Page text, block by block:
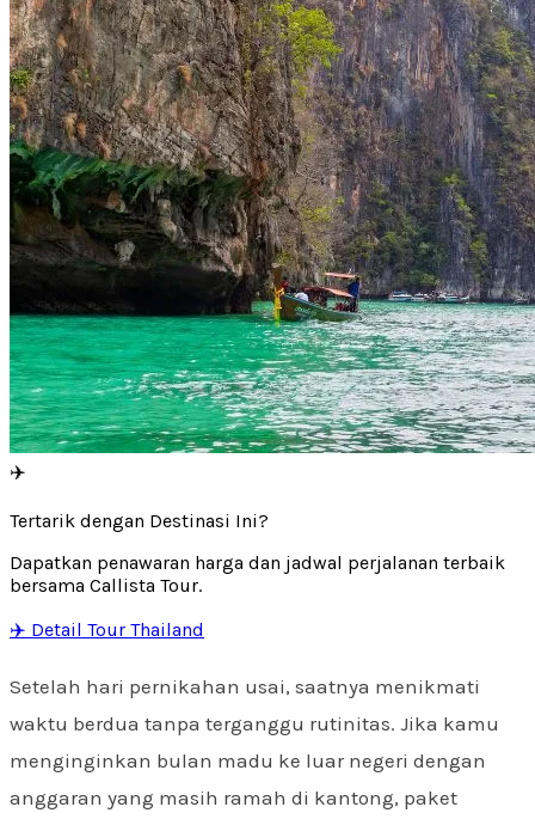
✈️
Tertarik dengan Destinasi Ini?
Dapatkan penawaran harga dan jadwal perjalanan terbaik
bersama Callista Tour.
✈️ Detail Tour Thailand
Setelah hari pernikahan usai, saatnya menikmati
waktu berdua tanpa terganggu rutinitas. Jika kamu
menginginkan bulan madu ke luar negeri dengan
anggaran yang masih ramah di kantong, paket